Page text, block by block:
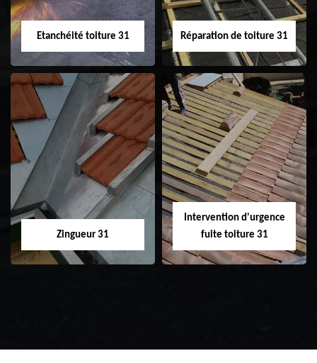
Etanchéité toiture 31
Etanchéité toiture
31
Réparation de toiture 31
Réparation de
toiture 31
Zingueur 31
Intervention d'urgence
fuite toiture 31